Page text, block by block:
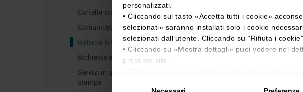
personalizzati.
• Cliccando sul tasto «Accetta tutti i cookie»
selezionati» saranno installati solo i cookie
selezionati dall’utente. Cliccando su “Rifiuta i cookie
• Cliccando su «Mostra dettagli» puoi vedere nel
presente sito.
Cartella stampa
Comunicati Stampa
Galleria fotografica
Richiesta accredito stampa
Servizi in quartiere per la
stampa